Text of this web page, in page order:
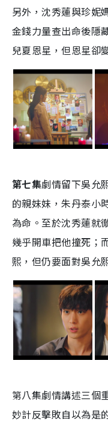
另外，沈秀蓮與珍妮
金錢力量查出命後隱
兒夏恩星，但恩星卻
第七集劇情留下吳允
的親妹妹，朱丹泰小
為命。至於沈秀蓮就
幾乎開車把他撞死；
熙，但仍要面對吳允
第八集劇情講述三個
妙計反擊敗自以為是